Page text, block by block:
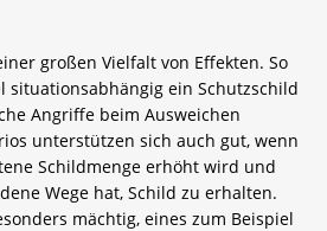
großen Vielfalt von Effekten. So
situationsabhängig ein Schutzschild
Angriffe beim Ausweichen
unterstützen sich auch gut, wenn
Schildmenge erhöht wird und
Wege hat, Schild zu erhalten.
mächtig, eines zum Beispiel